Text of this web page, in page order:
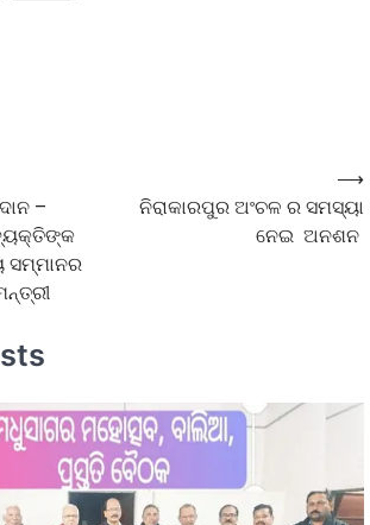
–
ସମ୍ମାନର
ନିରାକାରପୁର ଅଂଚଳ ର ସମସ୍ୟା
ନେଇ ଅନଶନ
⟶